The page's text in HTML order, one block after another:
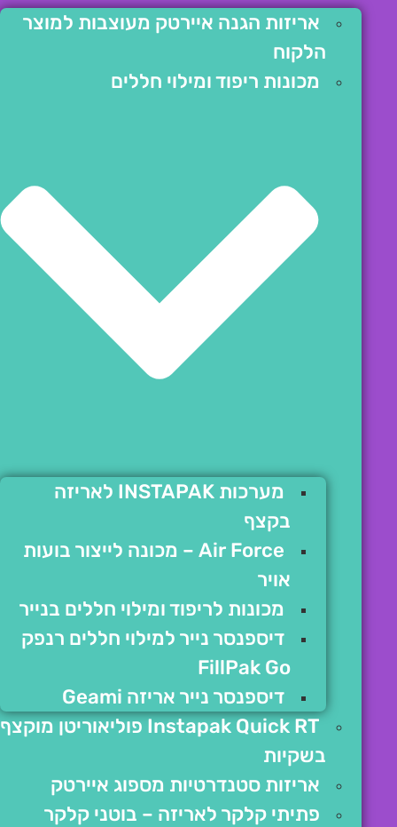
אריזות הגנה איירטק מעוצבות למוצר
הלקוח
מכונות ריפוד ומילוי חללים
מערכות INSTAPAK לאריזה
בקצף
Air Force – מכונה לייצור בועות
אויר
מכונות לריפוד ומילוי חללים בנייר
דיספנסר נייר למילוי חללים רנפק
FillPak Go
דיספנסר נייר אריזה Geami
Instapak Quick RT פוליאוריטן מוקצף
בשקיות
אריזות סטנדרטיות מספוג איירטק
פתיתי קלקר לאריזה – בוטני קלקר